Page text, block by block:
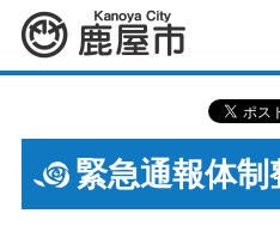
鹿屋市
緊急通報体制